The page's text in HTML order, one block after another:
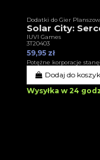
Dodatki do Gier
Solar City:
IUVI Games
3T20403
59,95 zł
Potężne korporacje
Dodaj do
Wysyłka w 24